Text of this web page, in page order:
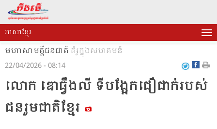
ភាសាខ្មែរ
មហាសាមគ្គីជនជាតិ គំរូក្នុងសហគមន៍
22/04/2026 - 08:14
លោក ឌោ​ធ្វឹង​លី ទី​បង្អែក​ជឿ​ជាក់​របស់​
ជន​រួម​ជាតិ​ខ្មែរ